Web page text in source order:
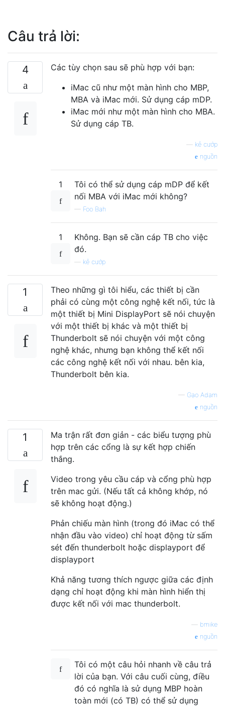
Câu trả lời:
4
Các tùy chọn sau sẽ phù hợp với bạn:
iMac cũ như một màn hình cho MBP,
MBA và iMac mới. Sử dụng cáp mDP.
iMac mới như một màn hình cho MBA.
Sử dụng cáp TB.
kẻ cướp
nguồn
1
Tôi có thể sử dụng cáp mDP để kết
nối MBA với iMac mới không?
— Foo Bah
1
Không. Bạn sẽ cần cáp TB cho việc
đó.
kẻ cướp
1
Theo những gì tôi hiểu, các thiết bị cần
phải có cùng một công nghệ kết nối, tức là
một thiết bị Mini DisplayPort sẽ nói chuyện
với một thiết bị khác và một thiết bị
Thunderbolt sẽ nói chuyện với một công
nghệ khác, nhưng bạn không thể kết nối
các công nghệ kết nối với nhau. bên kia,
Thunderbolt bên kia.
— Gạo Adam
nguồn
1
Ma trận rất đơn giản - các biểu tượng phù
hợp trên các cổng là sự kết hợp chiến
thắng.
Video trong yêu cầu cáp và cổng phù hợp
trên mac gửi. (Nếu tất cả không khớp, nó
sẽ không hoạt động.)
Phản chiếu màn hình (trong đó iMac có thể
nhận đầu vào video) chỉ hoạt động từ sấm
sét đến thunderbolt hoặc displayport để
displayport
Khả năng tương thích ngược giữa các định
dạng chỉ hoạt động khi màn hình hiển thị
được kết nối với mac thunderbolt.
bmike
nguồn
Tôi có một câu hỏi nhanh về câu trả
lời của bạn. Với câu cuối cùng, điều
đó có nghĩa là sử dụng MBP hoàn
toàn mới (có TB) có thể sử dụng